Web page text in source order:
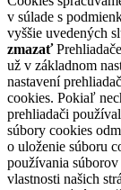
v súlade s
vyššie uvedených
zmazať
už v základnom
nastavení
cookies. Pokiaľ
prehliadači
súbory cookies
o uloženie súboru
používania
vlastnosti našich